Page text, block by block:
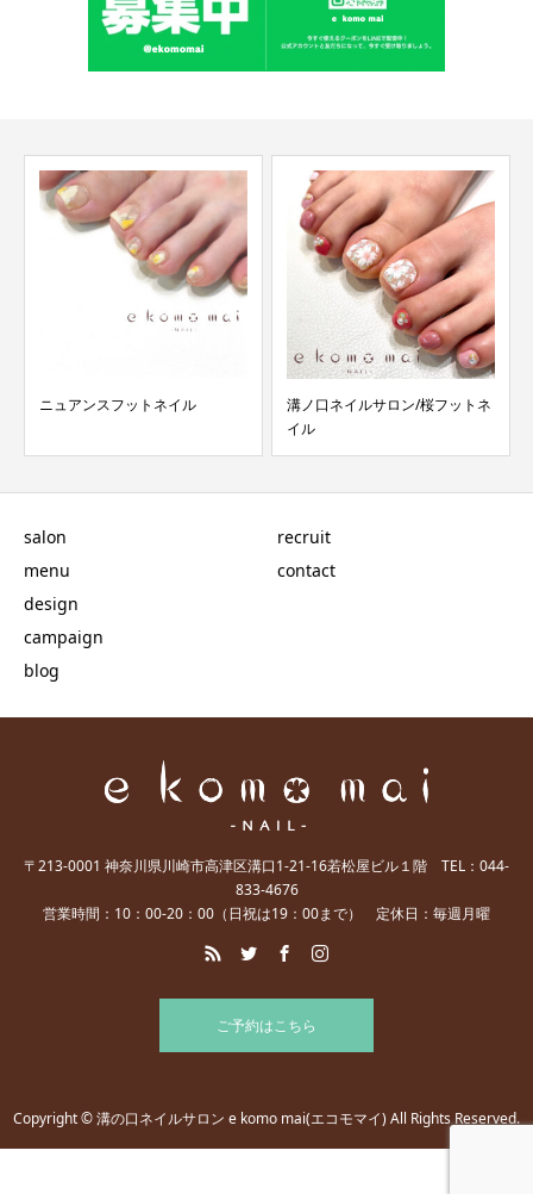
溝ノ口ネイルサロン/桜フットネ
溝ノ口ネイルサロン/マグネット
ニュアンスネイル
salon
menu
design
campaign
blog
recruit
contact
〒213-0001 神奈川県川崎市高津区溝口1-21-16若松屋ビル１階 TEL：044-
833-4676
営業時間：10：00-20：00（日祝は19：00まで） 定休日：毎週月曜
ご予約はこちら
Copyright © 溝の口ネイルサロン e komo mai(エコモマイ) All Rights Reserved.